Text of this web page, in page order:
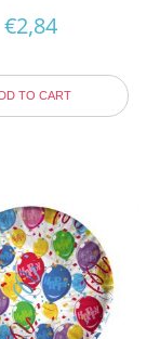
€2,84
TO CART